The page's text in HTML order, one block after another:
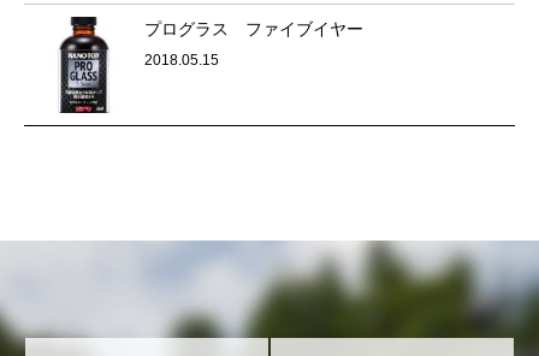
プログラス ファイブイヤー
2018.05.15